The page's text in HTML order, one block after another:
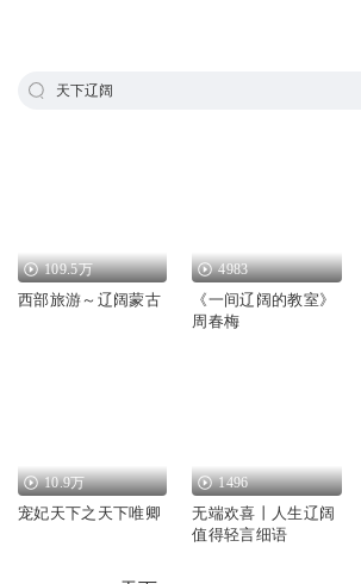
天下辽阔
109.5万
西部旅游～辽阔蒙古
4983
《一间辽阔的教室》
周春梅
10.9万
宠妃天下之天下唯卿
1496
无端欢喜丨人生辽阔
值得轻言细语